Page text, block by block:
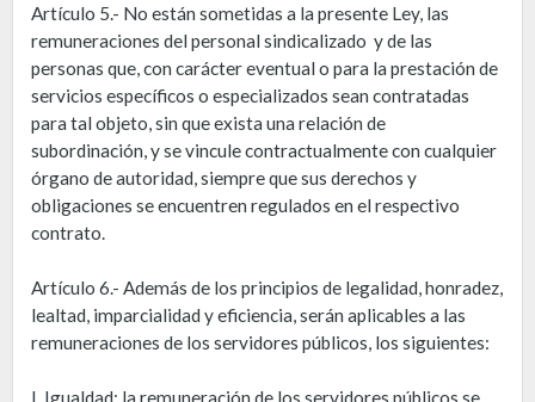
Artículo 5.- No están sometidas a la presente Ley, las
remuneraciones del personal sindicalizado y de las
personas que, con carácter eventual o para la prestación de
servicios específicos o especializados sean contratadas
para tal objeto, sin que exista una relación de
subordinación, y se vincule contractualmente con cualquier
órgano de autoridad, siempre que sus derechos y
obligaciones se encuentren regulados en el respectivo
contrato.
Artículo 6.- Además de los principios de legalidad, honradez,
lealtad, imparcialidad y eficiencia, serán aplicables a las
remuneraciones de los servidores públicos, los siguientes:
I. Igualdad: la remuneración de los servidores públicos se